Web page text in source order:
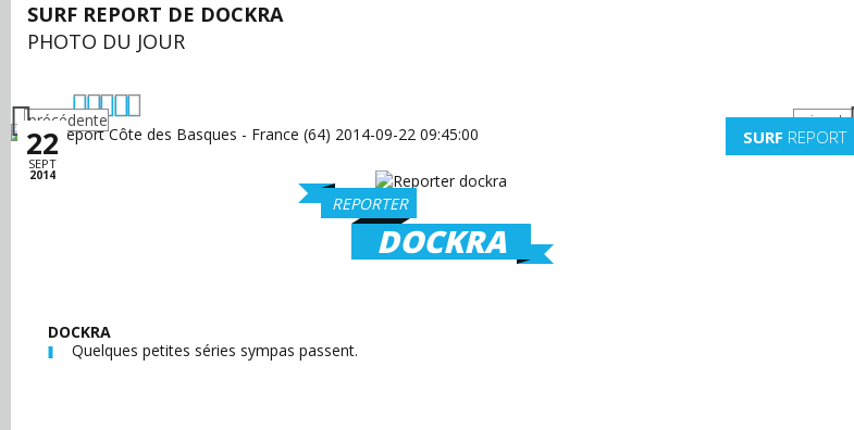
SURF REPORT DE DOCKRA
PHOTO DU JOUR
22
SEPT
2014
SURF REPORT
précédente suivante
REPORTER
DOCKRA
DOCKRA
Quelques petites séries sympas passent.